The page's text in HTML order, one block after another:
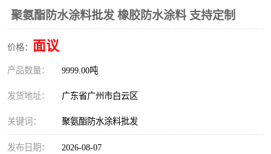
聚氨酯防水涂料批发 橡胶防水涂料 支持定制
价格： 面议
产品数量： 9999.00吨
发货地址： 广东省广州市白云区
关键词： 聚氨酯防水涂料批发
发布日期： 2026-08-07